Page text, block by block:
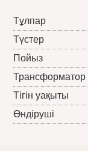
Тұлпар
Түстер
Пойыз
Трансформатор
Тігін уақыты
Өндіруші